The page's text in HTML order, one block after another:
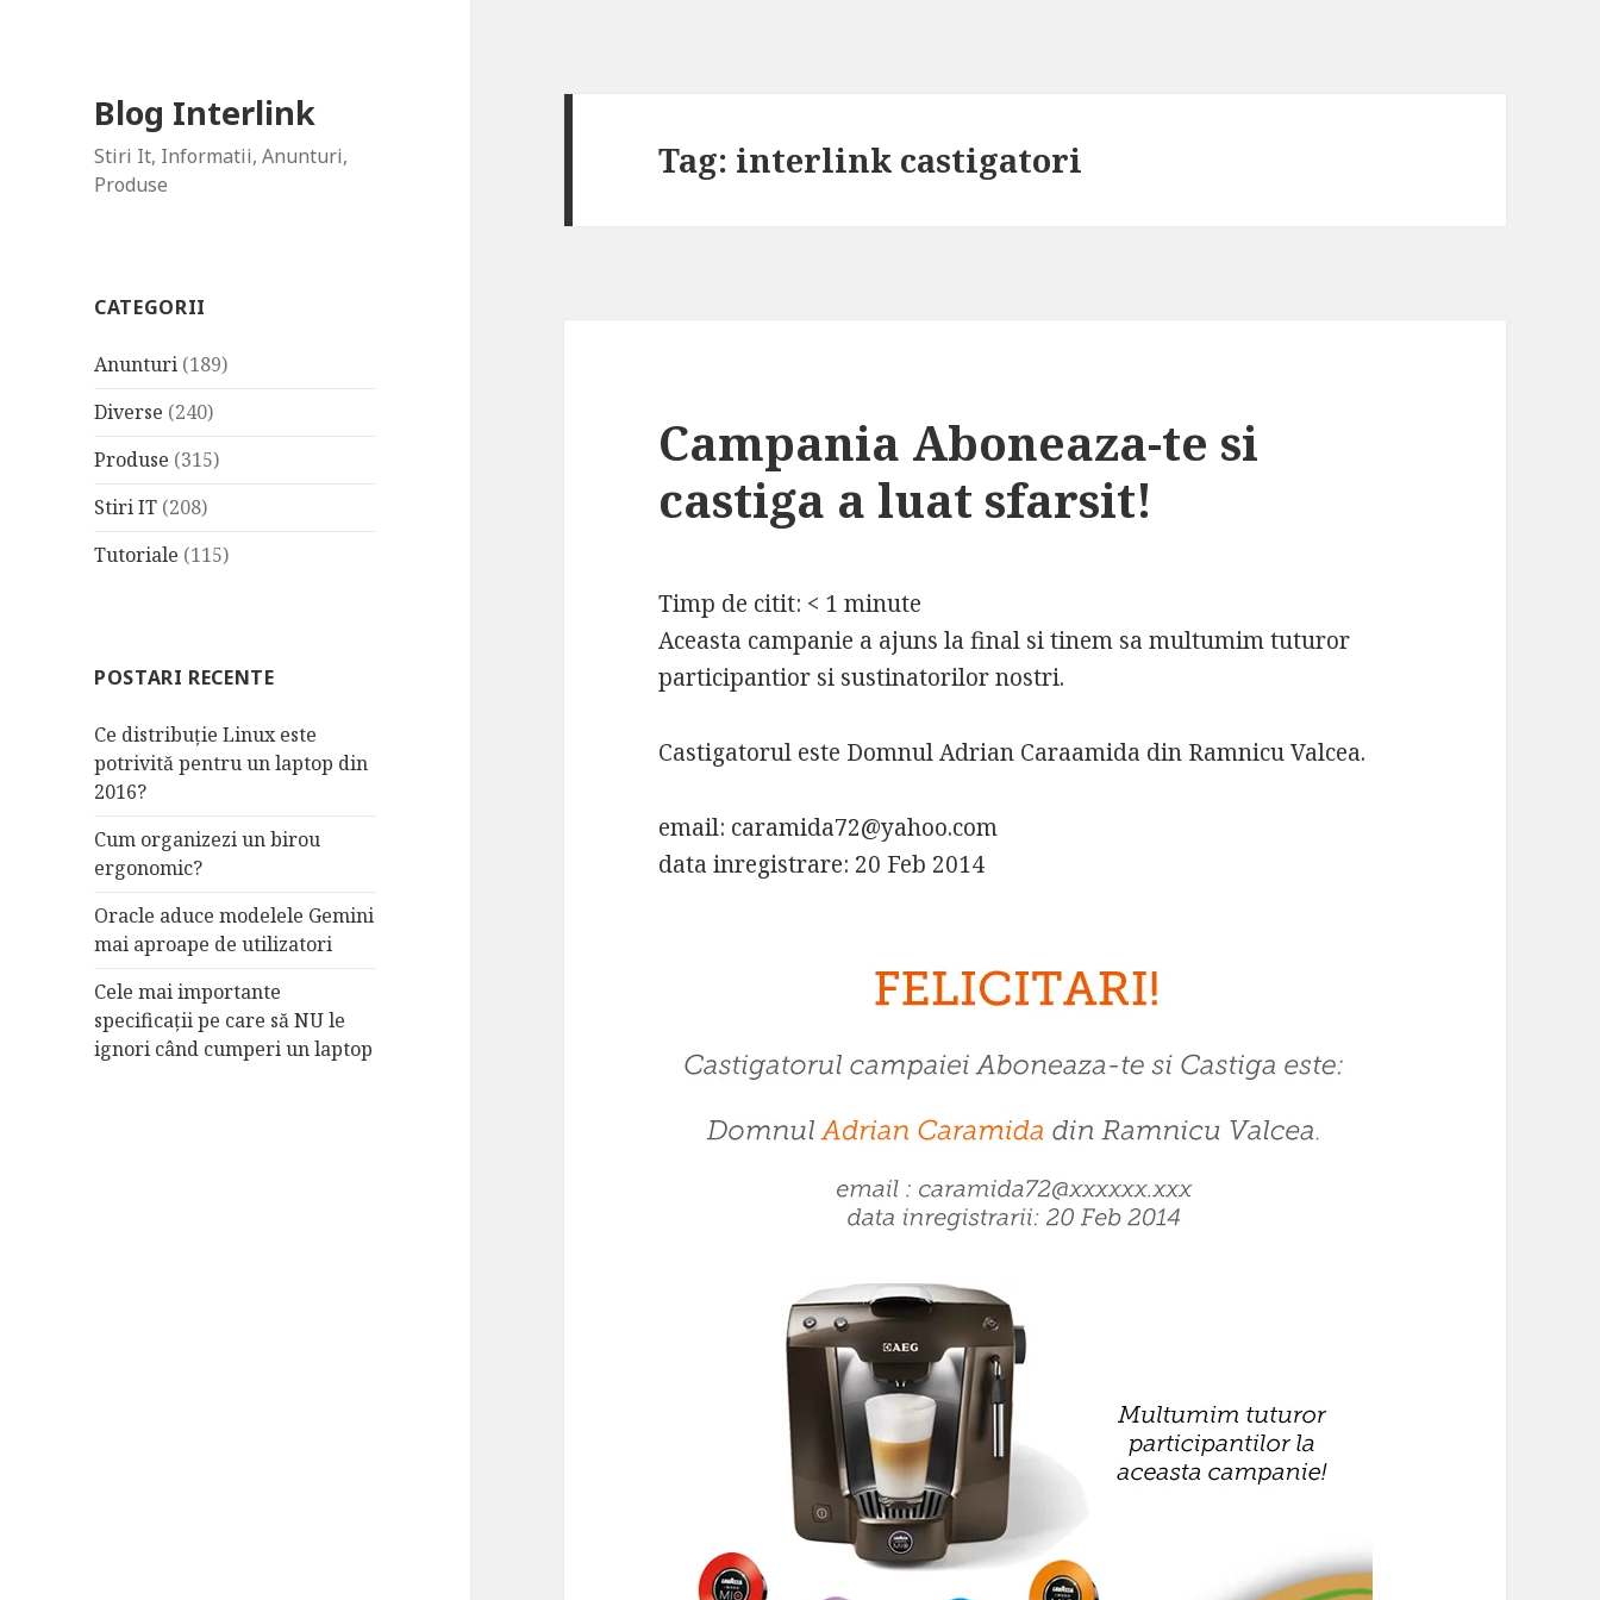
Blog Interlink
Stiri It, Informatii, Anunturi,
Produse
CATEGORII
Anunturi (189)
Diverse (240)
Produse (315)
Stiri IT (208)
Tutoriale (115)
POSTARI RECENTE
Ce distribuție Linux este
potrivită pentru un laptop din
2016?
Cum organizezi un birou
ergonomic?
Oracle aduce modelele Gemini
mai aproape de utilizatori
Cele mai importante
specificații pe care să NU le
ignori când cumperi un laptop
Tag: interlink castigatori
Campania Aboneaza-te si
castiga a luat sfarsit!
Timp de citit: < 1 minute
Aceasta campanie a ajuns la final si tinem sa multumim tuturor
participantior si sustinatorilor nostri.
Castigatorul este Domnul Adrian Caraamida din Ramnicu Valcea.
email: caramida72@yahoo.com
data inregistrare: 20 Feb 2014